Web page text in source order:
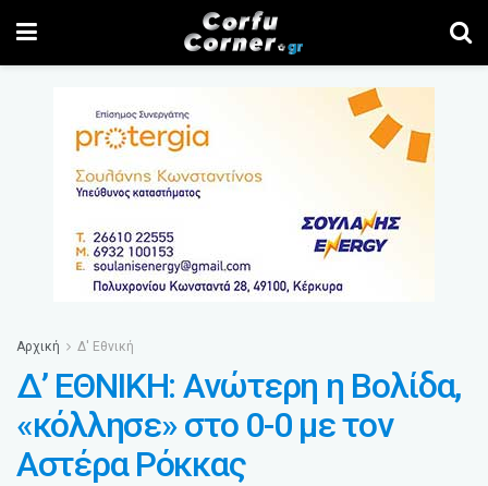
Αρχική Δ' Εθνική
Δ’ ΕΘΝΙΚΗ: Ανώτερη η Βολίδα,
«κόλλησε» στο 0-0 με τον
Αστέρα Ρόκκας